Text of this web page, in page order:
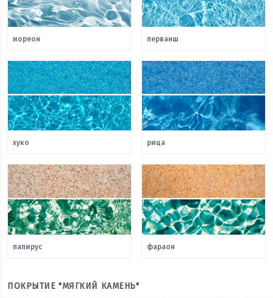
мореон перванш
хуко рица
папирус фараон
ПОКРЫТИЕ "МЯГКИЙ КАМЕНЬ"